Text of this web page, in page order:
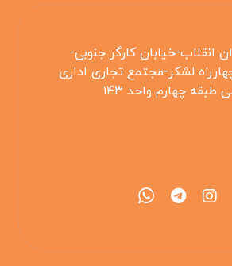
انقلاب-خیابان کارگر جنوبی-
لشکر-مجتمع تجاری اداری
طبقه چهارم واحد ۱۴۳